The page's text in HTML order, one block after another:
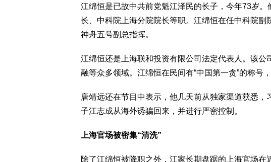
江绵恒是已故中共前党魁江泽民的长子，今年73岁
长、中科院上海分院院长等职。江绵恒在任中科院副
神舟五号副总指挥。
江绵恒还是上海联和投资有限公司法定代表人。该
融等众多领域。江绵恒在民间有“中国第一贪”的称号
唐靖远还在节目中表示，他几天前从独家渠道获悉
子江志成从海外诱骗回来，并进行严密控制。
上海官场被密集“清洗”
除了江绵恒被降职之外，江家长期盘踞的上海官场在